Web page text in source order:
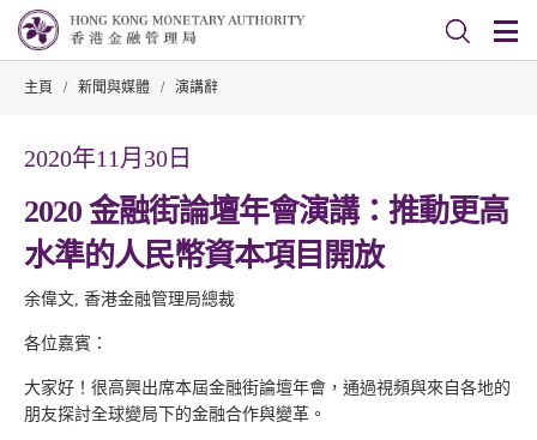
主頁 / 新聞與媒體 / 演講辭
2020年11月30日
2020 金融街論壇年會演講：推動更高
水準的人民幣資本項目開放
余偉文, 香港金融管理局總裁
各位嘉賓：
大家好！很高興出席本屆金融街論壇年會，通過視頻與來自各地的
朋友探討全球變局下的金融合作與變革。